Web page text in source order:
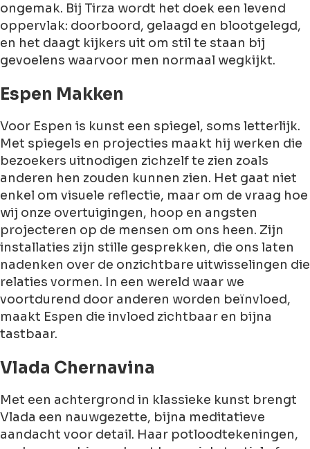
ongemak. Bij Tirza wordt het doek een levend
oppervlak: doorboord, gelaagd en blootgelegd,
en het daagt kijkers uit om stil te staan bij
gevoelens waarvoor men normaal wegkijkt.
Espen Makken
Voor Espen is kunst een spiegel, soms letterlijk.
Met spiegels en projecties maakt hij werken die
bezoekers uitnodigen zichzelf te zien zoals
anderen hen zouden kunnen zien. Het gaat niet
enkel om visuele reflectie, maar om de vraag hoe
wij onze overtuigingen, hoop en angsten
projecteren op de mensen om ons heen. Zijn
installaties zijn stille gesprekken, die ons laten
nadenken over de onzichtbare uitwisselingen die
relaties vormen. In een wereld waar we
voortdurend door anderen worden beïnvloed,
maakt Espen die invloed zichtbaar en bijna
tastbaar.
Vlada Chernavina
Met een achtergrond in klassieke kunst brengt
Vlada een nauwgezette, bijna meditatieve
aandacht voor detail. Haar potloodtekeningen,